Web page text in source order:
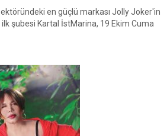
en güçlü markası Jolly Joker'in
şubesi Kartal İstMarina, 19 Ekim Cuma